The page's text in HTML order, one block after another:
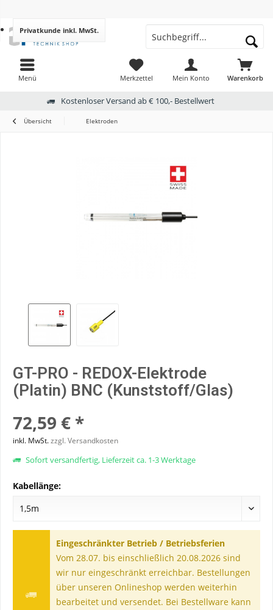
Menü Warenkorb
Merkzettel
Privatkunde inkl. MwSt.
Mein Konto
Kostenloser Versand ab € 100,- Bestellwert
Übersicht Elektroden
GT-PRO - REDOX-Elektrode
(Platin) BNC (Kunststoff/Glas)
72,59 € *
inkl. MwSt.zzgl. Versandkosten
Sofort versandfertig, Lieferzeit ca. 1-3 Werktage
Kabellänge:
Eingeschränkter Betrieb / Betriebsferien
Vom 28.07. bis einschließlich 20.08.2026 sind
wir nur eingeschränkt erreichbar. Bestellungen
über unseren Onlineshop werden weiterhin
bearbeitet und versendet. Bei Bestellware kann